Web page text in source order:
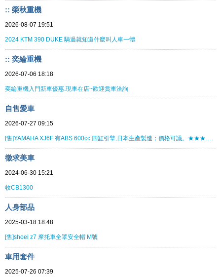
:: 榮秋重機
2026-08-07 19:51
2024 KTM 390 DUKE 騎過就知道什麼叫人車一體
:: 奕綸重機
2026-07-06 18:18
奕綸重機入門新車優惠.現車在店~歡迎賞車洽詢
自售愛車
2026-07-27 09:15
[售]YAMAHA XJ6F 有ABS 600cc 四缸引擎,日本生產製造；價格可議。★★★★★★★★
徵求美車
2024-06-30 15:21
收CB1300
人身部品
2025-03-18 18:48
[售]shoei z7 摩托車全罩安全帽 M號
車用套件
2025-07-26 07:39